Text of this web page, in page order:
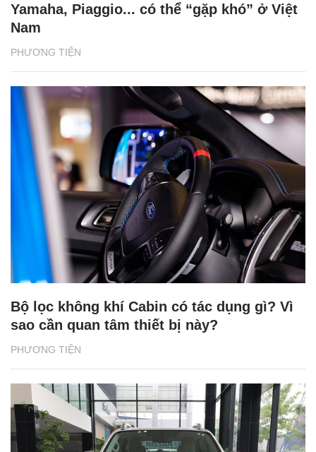
PHƯƠNG TIỆN
Yamaha, Piaggio... có thể “gặp khó” ở Việt
Nam
PHƯƠNG TIỆN
Bộ lọc không khí Cabin có tác dụng gì? Vì
sao cần quan tâm thiết bị này?